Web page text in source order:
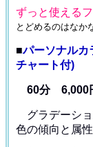
ずっと使える
とどめるのはなか
■パーソナルカ
チャート付)
60分 6,000
グラデーシ
色の傾向と属